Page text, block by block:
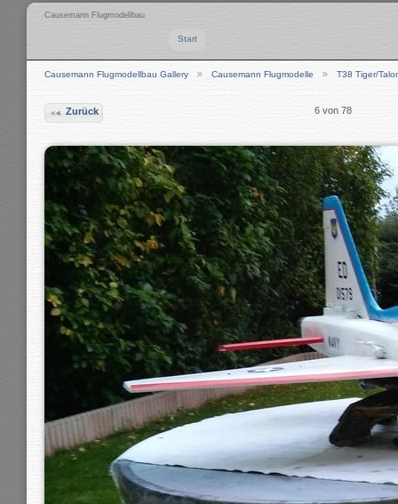
Causemann Flugmodellbau
Start
Causemann Flugmodellbau Gallery Causemann Flugmodelle T38 Tiger/
Zurück 6 von 78